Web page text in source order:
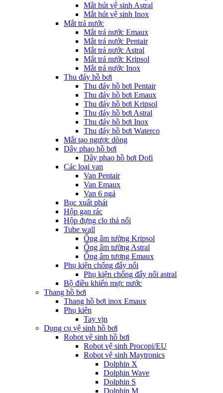
Mắt hút vệ sinh Astral
Mắt hút vệ sinh Inox
Mắt trả nước
Mắt trả nước Emaux
Mắt trả nước Pentair
Mắt trả nước Astral
Mắt trả nước Kripsol
Mắt trả nước Inox
Thu đáy hồ bơi
Thu đáy hồ bơi Pentair
Thu đáy hồ bơi Emaux
Thu đáy hồ bơi Kripsol
Thu đáy hồ bơi Astral
Thu đáy hồ bơi Inox
Thu đáy hồ bơi Waterco
Mắt tạo ngược dòng
Dây phao hồ bơi
Dây phao hồ bơi Dofi
Các loại van
Van Pentair
Van Emaux
Van 6 ngả
Bục xuất phát
Hộp gạn rác
Hộp đựng clo thả nổi
Tube wall
Ống âm tường Kripsol
Ống âm tường Astral
Ống âm tương Emaux
Phụ kiện chống đẩy nổi
Phụ kiện chống đẩy nổi astral
Bộ điều khiển mực nước
Thang hồ bơi
Thang hồ bơi inox Emaux
Phụ kiện
Tay vịn
Dụng cụ vệ sinh hồ bơi
Robot vệ sinh hồ bơi
Robot vệ sinh Procopi/EU
Robot vệ sinh Maytronics
Dolphin X
Dolphin Wave
Dolphin S
Dolphin M